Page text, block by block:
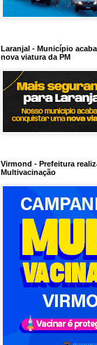
Laranjal - Município
nova viatura da PM
Virmond - Prefeitura
Multivacinação